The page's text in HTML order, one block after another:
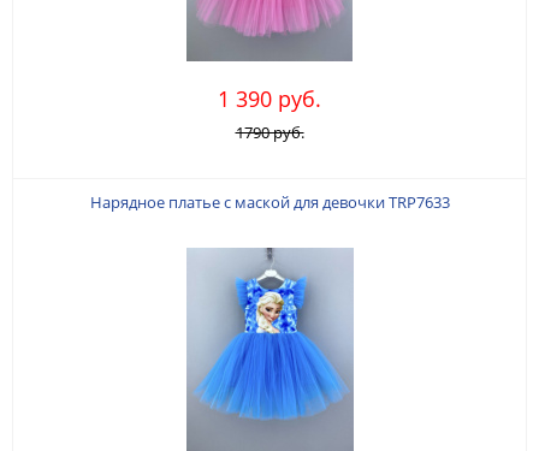
1 390 руб.
1790 руб.
Нарядное платье с маской для девочки TRP7633